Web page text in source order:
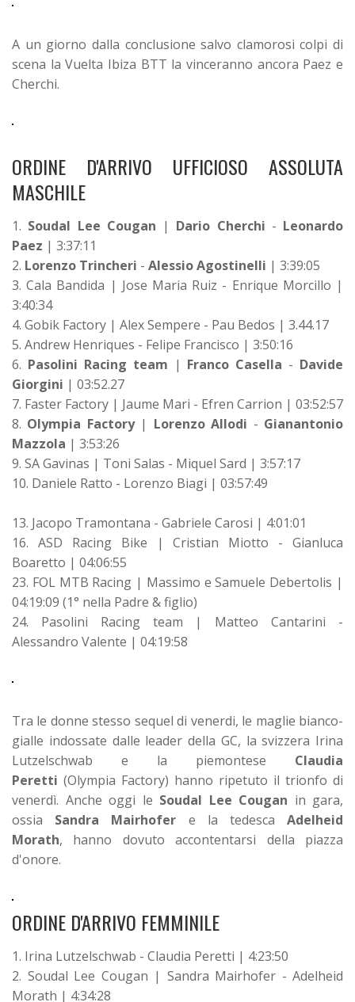
A un giorno dalla conclusione salvo clamorosi colpi di
scena la Vuelta Ibiza BTT la vinceranno ancora Paez e
Cherchi.
ORDINE D'ARRIVO UFFICIOSO ASSOLUTA
MASCHILE
1. Soudal Lee Cougan | Dario Cherchi - Leonardo
Paez | 3:37:11
2. Lorenzo Trincheri - Alessio Agostinelli | 3:39:05
3. Cala Bandida | Jose Maria Ruiz - Enrique Morcillo |
3:40:34
4. Gobik Factory | Alex Sempere - Pau Bedos | 3.44.17
5. Andrew Henriques - Felipe Francisco | 3:50:16
6. Pasolini Racing team | Franco Casella - Davide
Giorgini | 03:52.27
7. Faster Factory | Jaume Mari - Efren Carrion | 03:52:57
8. Olympia Factory| Lorenzo Allodi - Gianantonio
Mazzola | 3:53:26
9. SA Gavinas | Toni Salas - Miquel Sard | 3:57:17
10. Daniele Ratto - Lorenzo Biagi | 03:57:49
13. Jacopo Tramontana - Gabriele Carosi | 4:01:01
16. ASD Racing Bike | Cristian Miotto - Gianluca
Boaretto | 04:06:55
23. FOL MTB Racing | Massimo e Samuele Debertolis |
04:19:09 (1° nella Padre & figlio)
24. Pasolini Racing team | Matteo Cantarini -
Alessandro Valente | 04:19:58
Tra le donne stesso sequel di venerdi, le maglie bianco-
gialle indossate dalle leader della GC, la svizzera Irina
Lutzelschwab e la piemontese Claudia
Peretti (Olympia Factory) hanno ripetuto il trionfo di
venerdì. Anche oggi le Soudal Lee Cougan in gara,
ossia Sandra Mairhofer e la tedescaAdelheid
Morath, hanno dovuto accontentarsi della piazza
d'onore.
ORDINE D'ARRIVO FEMMINILE
1. Irina Lutzelschwab - Claudia Peretti | 4:23:50
2. Soudal Lee Cougan | Sandra Mairhofer - Adelheid
Morath | 4:34:28